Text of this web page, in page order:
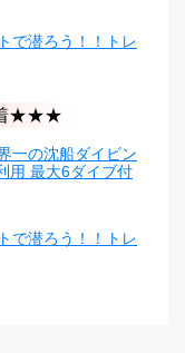
で潜ろう！！トレ
着★★★
一の沈船ダイビン
用 最大6ダイブ付
で潜ろう！！トレ